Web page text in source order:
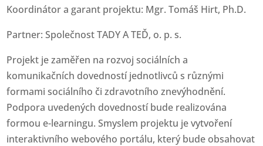
Koordinátor a garant projektu: Mgr. Tomáš Hirt, Ph.D.
Partner: Společnost TADY A TEĎ, o. p. s.
Projekt je zaměřen na rozvoj sociálních a
komunikačních dovedností jednotlivců s různými
formami sociálního či zdravotního znevýhodnění.
Podpora uvedených dovedností bude realizována
formou e-learningu. Smyslem projektu je vytvoření
interaktivního webového portálu, který bude obsahovat